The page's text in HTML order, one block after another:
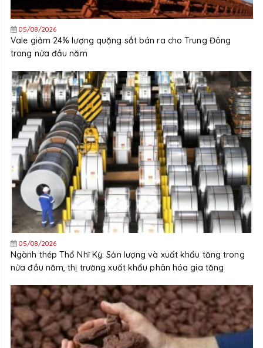
05/08/2026
Vale giảm 24% lượng quặng sắt bán ra cho Trung Đông
trong nửa đầu năm
05/08/2026
Ngành thép Thổ Nhĩ Kỳ: Sản lượng và xuất khẩu tăng trong
nửa đầu năm, thị trường xuất khẩu phân hóa gia tăng